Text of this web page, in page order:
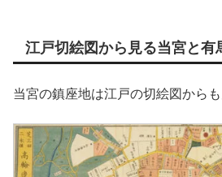
江戸切絵図から見る当宮と有
当宮の鎮座地は江戸の切絵図からも